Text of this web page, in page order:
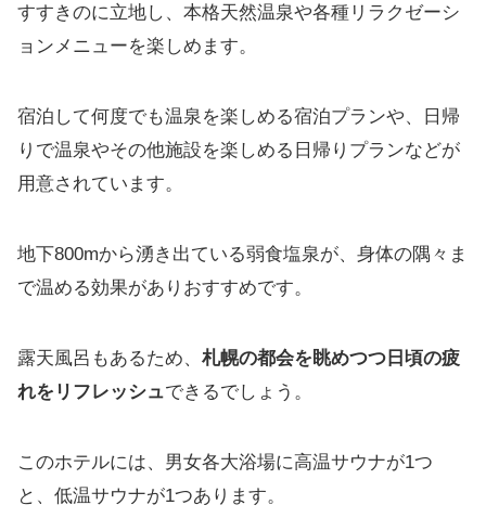
すすきのに立地し、本格天然温泉や各種リラクゼーシ
ョンメニューを楽しめます。
宿泊して何度でも温泉を楽しめる宿泊プランや、日帰
りで温泉やその他施設を楽しめる日帰りプランなどが
用意されています。
地下800mから湧き出ている弱食塩泉が、身体の隅々ま
で温める効果がありおすすめです。
露天風呂もあるため、 札幌の都会を眺めつつ日頃の疲
れをリフレッシュできるでしょう。
このホテルには、男女各大浴場に高温サウナが1つ
と、低温サウナが1つあります。